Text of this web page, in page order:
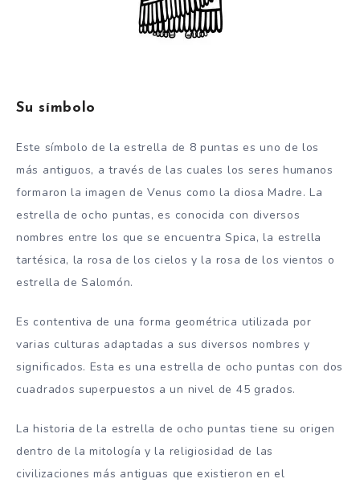
Su símbolo
Este símbolo de la estrella de 8 puntas es uno de los
más antiguos, a través de las cuales los seres humanos
formaron la imagen de Venus como la diosa Madre. La
estrella de ocho puntas, es conocida con diversos
nombres entre los que se encuentra Spica, la estrella
tartésica, la rosa de los cielos y la rosa de los vientos o
estrella de Salomón.
Es contentiva de una forma geométrica utilizada por
varias culturas adaptadas a sus diversos nombres y
significados. Esta es una estrella de ocho puntas con dos
cuadrados superpuestos a un nivel de 45 grados.
La historia de la estrella de ocho puntas tiene su origen
dentro de la mitología y la religiosidad de las
civilizaciones más antiguas que existieron en el